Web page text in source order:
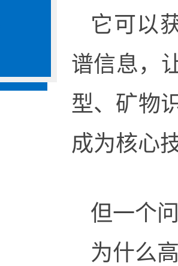
它可以
谱信息，
型、矿物
成为核心
但一个
为什么